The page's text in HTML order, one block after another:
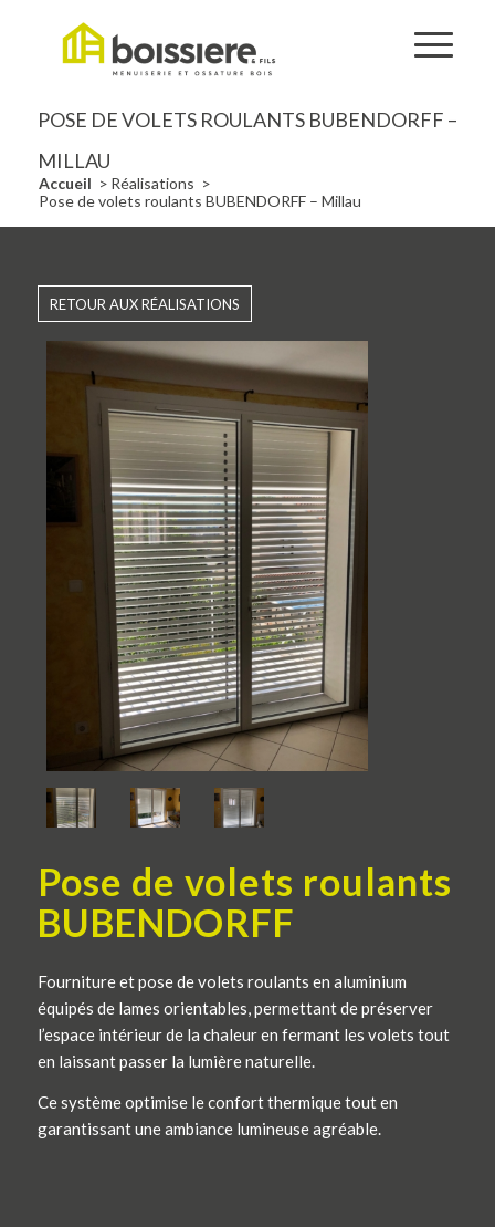
POSE DE VOLETS ROULANTS BUBENDORFF –
MILLAU
Accueil Réalisations
Pose de volets roulants BUBENDORFF – Millau
RETOUR AUX RÉALISATIONS
Pose de volets roulants
BUBENDORFF
Fourniture et pose de volets roulants en aluminium
équipés de lames orientables, permettant de préserver
l’espace intérieur de la chaleur en fermant les volets tout
en laissant passer la lumière naturelle.
Ce système optimise le confort thermique tout en
garantissant une ambiance lumineuse agréable.